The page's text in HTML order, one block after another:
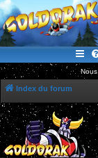
le site de la Lune Rouge
Index du forum